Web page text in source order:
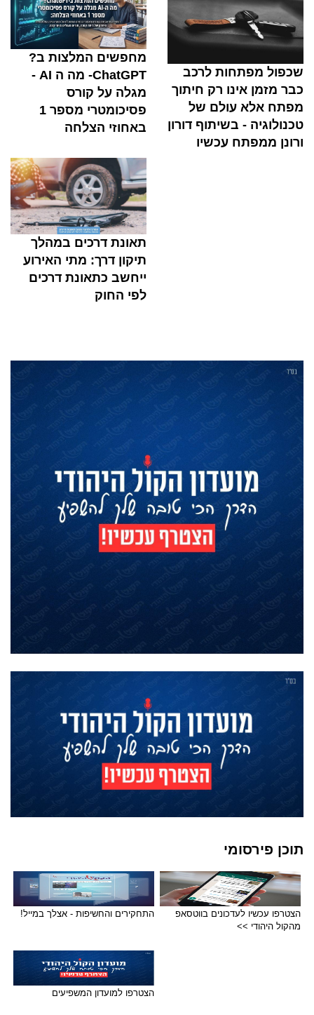
שכפול מפתחות לרכב
כבר מזמן אינו רק חיתוך
מפתח אלא עולם של
טכנולוגיה - בשיתוף דורון
ורונן ממפתח עכשיו
מחפשים המלצות ב?
ChatGPT- מה ה AI -
מגלה על קורס
פסיכומטרי מספר 1
באחוזי הצלחה
תאונת דרכים במהלך
תיקון דרך: מתי האירוע
ייחשב כתאונת דרכים
לפי החוק
תוכן פירסומי
הצטרפו עכשיו לעדכונים בווטסאפ
מהקול היהודי >>
התחקירים והחשיפות - אצלך במייל!
הצטרפו למועדון המשפיעים